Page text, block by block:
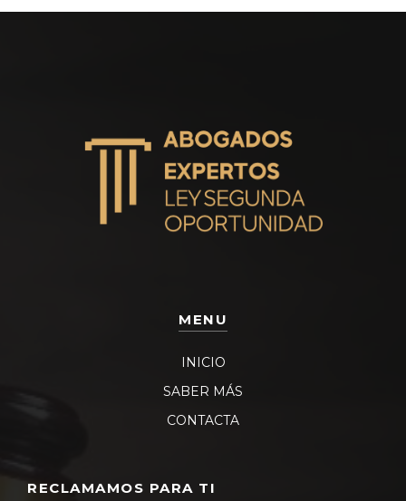
MENU
INICIO
SABER MÁS
CONTACTA
RECLAMAMOS PARA TI